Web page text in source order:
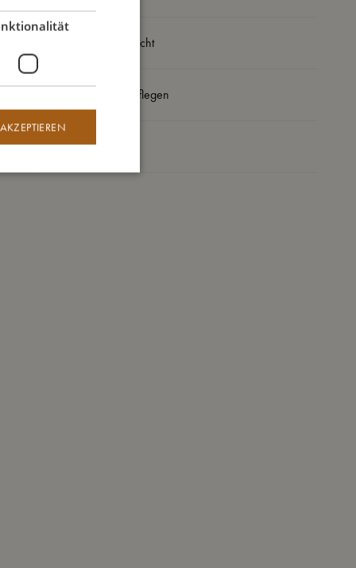
Daraus bin ich gemacht
So kannst Du mich pflegen
Meine Daten